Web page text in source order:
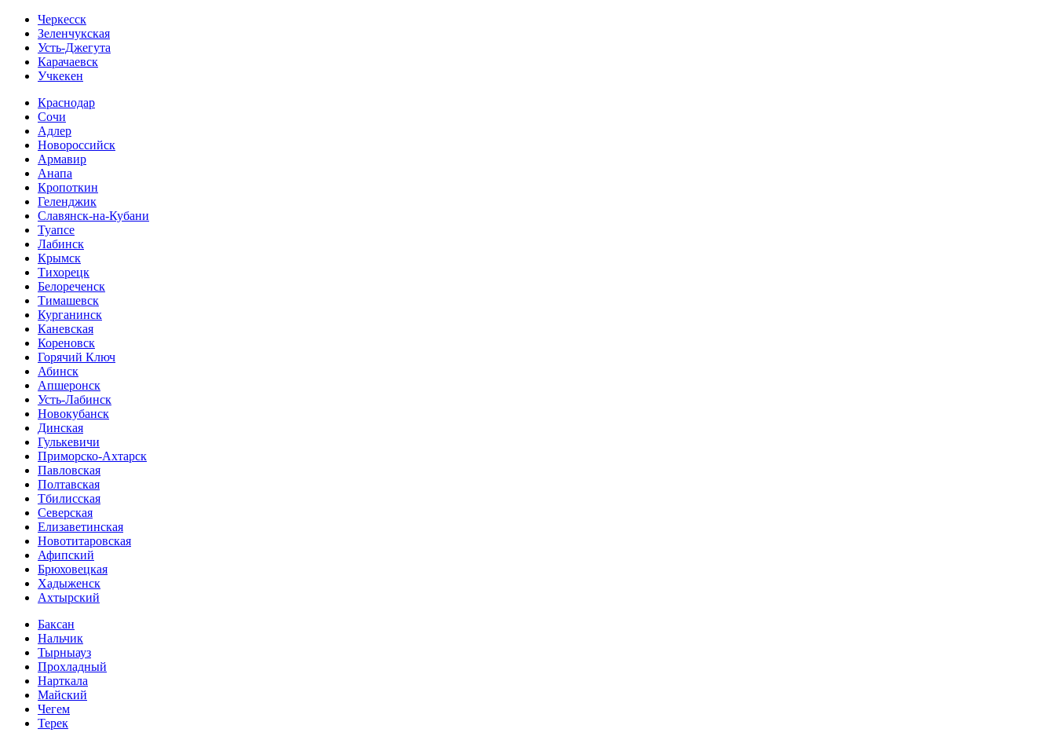
Черкесск
Зеленчукская
Усть-Джегута
Карачаевск
Учкекен
Краснодар
Сочи
Адлер
Новороссийск
Армавир
Анапа
Кропоткин
Геленджик
Славянск-на-Кубани
Туапсе
Лабинск
Крымск
Тихорецк
Белореченск
Тимашевск
Курганинск
Каневская
Кореновск
Горячий Ключ
Абинск
Апшеронск
Усть-Лабинск
Новокубанск
Динская
Гулькевичи
Приморско-Ахтарск
Павловская
Полтавская
Тбилисская
Северская
Елизаветинская
Новотитаровская
Афипский
Брюховецкая
Хадыженск
Ахтырский
Баксан
Нальчик
Тырныауз
Прохладный
Нарткала
Майский
Чегем
Терек